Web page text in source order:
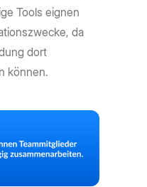
Tools eignen
da
dort
können.